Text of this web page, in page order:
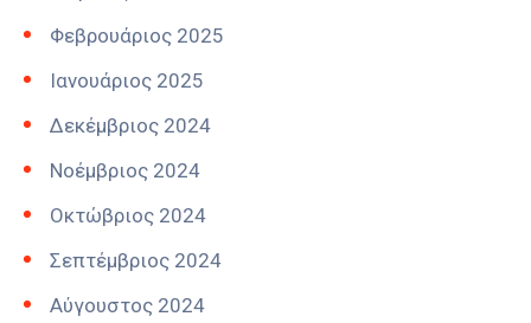
Φεβρουάριος 2025
Ιανουάριος 2025
Δεκέμβριος 2024
Νοέμβριος 2024
Οκτώβριος 2024
Σεπτέμβριος 2024
Αύγουστος 2024